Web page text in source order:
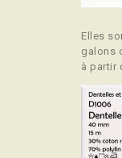
Elles
galons
à partir